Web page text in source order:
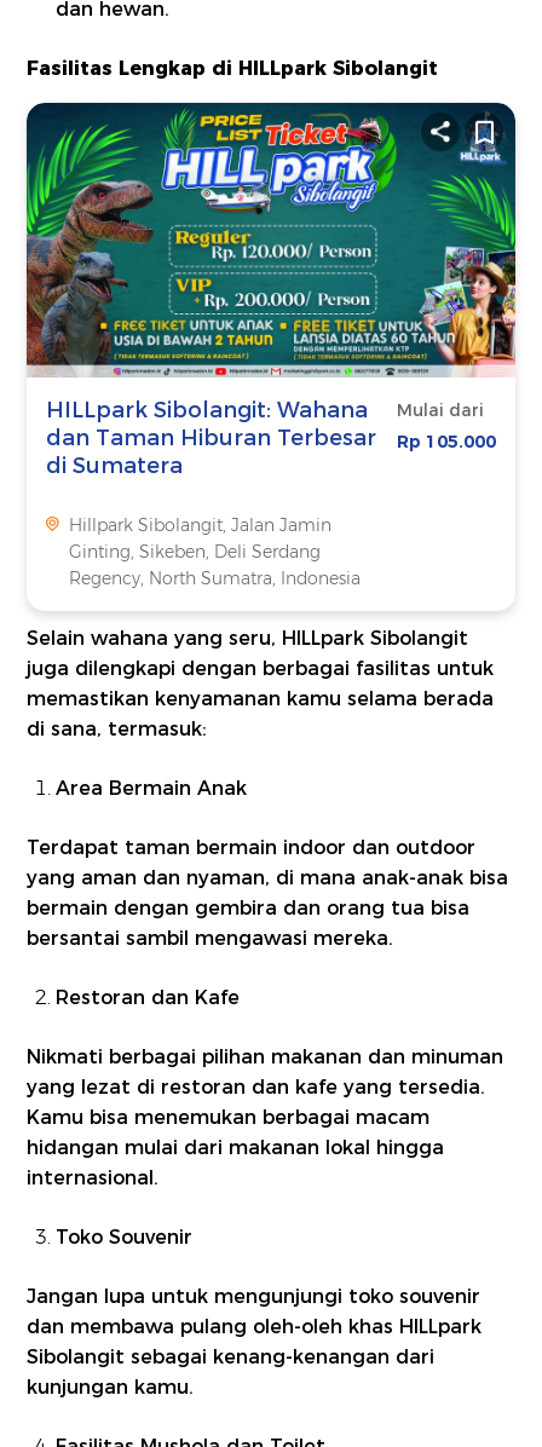
dan hewan.
Fasilitas Lengkap di HILLpark Sibolangit
HILLpark Sibolangit: Wahana
dan Taman Hiburan Terbesar
di Sumatera
Hillpark Sibolangit, Jalan Jamin
Ginting, Sikeben, Deli Serdang
Regency, North Sumatra, Indonesia
Mulai dari
Rp 105.000
Selain wahana yang seru, HILLpark Sibolangit
juga dilengkapi dengan berbagai fasilitas untuk
memastikan kenyamanan kamu selama berada
di sana, termasuk:
Area Bermain Anak
Terdapat taman bermain indoor dan outdoor
yang aman dan nyaman, di mana anak-anak bisa
bermain dengan gembira dan orang tua bisa
bersantai sambil mengawasi mereka.
Restoran dan Kafe
Nikmati berbagai pilihan makanan dan minuman
yang lezat di restoran dan kafe yang tersedia.
Kamu bisa menemukan berbagai macam
hidangan mulai dari makanan lokal hingga
internasional.
Toko Souvenir
Jangan lupa untuk mengunjungi toko souvenir
dan membawa pulang oleh-oleh khas HILLpark
Sibolangit sebagai kenang-kenangan dari
kunjungan kamu.